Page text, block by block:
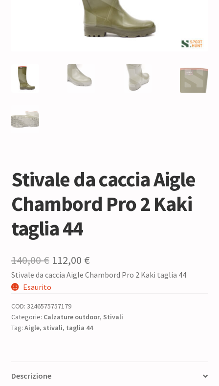
Stivale da caccia Aigle
Chambord Pro 2 Kaki
taglia 44
140,00€ Il
prezzo
era:
140,00 €.
112,00 €Il
prezzo
è:
112,00 €.
Stivale da caccia Aigle Chambord Pro 2 Kaki taglia 44
Esaurito
COD: 3246575757179
Categorie: Calzature outdoor, Stivali
Tag: Aigle, stivali, taglia 44
Descrizione